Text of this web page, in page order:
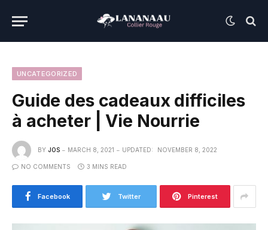
UNCATEGORIZED
Guide des cadeaux difficiles
à acheter | Vie Nourrie
BY JOS MARCH 8, 2021 UPDATED: NOVEMBER 8, 2022
NO COMMENTS 3 MINS READ
Facebook Twitter Pinterest